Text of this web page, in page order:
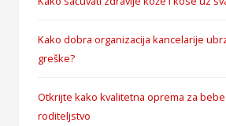
Kako dobra organizacija kancelarije
greške?
Otkrijte kako kvalitetna oprema za bebe
roditeljstvo